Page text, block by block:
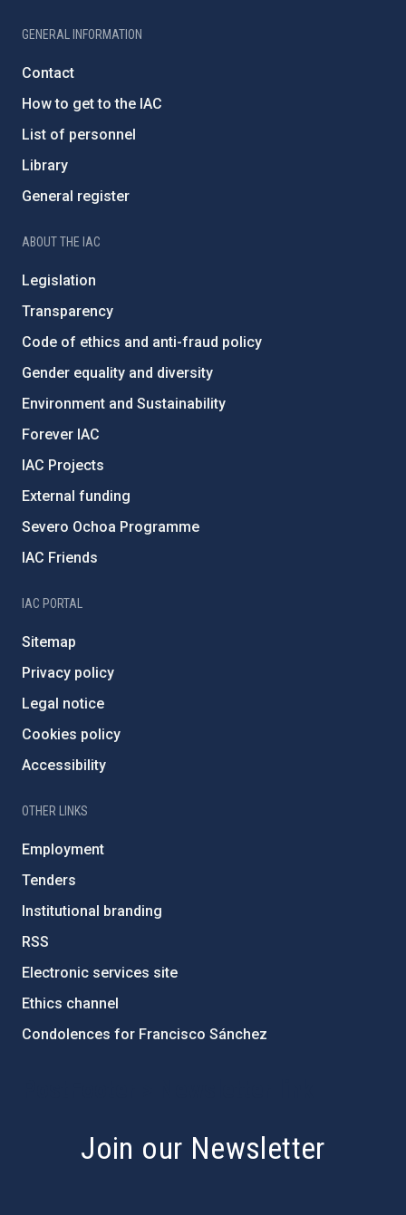
GENERAL INFORMATION
Contact
How to get to the IAC
List of personnel
Library
General register
ABOUT THE IAC
Legislation
Transparency
Code of ethics and anti-fraud policy
Gender equality and diversity
Environment and Sustainability
Forever IAC
IAC Projects
External funding
Severo Ochoa Programme
IAC Friends
IAC PORTAL
Sitemap
Privacy policy
Legal notice
Cookies policy
Accessibility
OTHER LINKS
Employment
Tenders
Institutional branding
RSS
Electronic services site
Ethics channel
Condolences for Francisco Sánchez
Join our Newsletter